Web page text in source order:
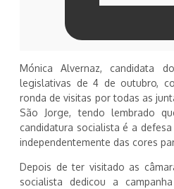
Mónica Alvernaz, candidata
legislativas de 4 de outubro,
ronda de visitas por todas as
São Jorge, tendo lembrado
candidatura socialista é a
independentemente das cores
Depois de ter visitado as
socialista dedicou a